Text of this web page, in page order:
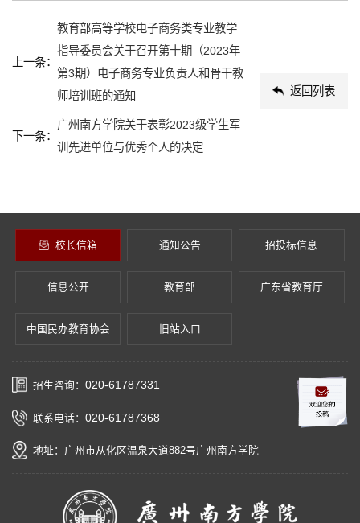
上一条：
教育部高等学校电子商务类专业教学
指导委员会关于召开第十期（2023年
第3期）电子商务专业负责人和骨干教
师培训班的通知
下一条：
广州南方学院关于表彰2023级学生军
训先进单位与优秀个人的决定
返回列表
校长信箱 通知公告 招投标信息
信息公开 教育部 广东省教育厅
中国民办教育协会 旧站入口
招生咨询： 020-61787331
联系电话： 020-61787368
地址：广州市从化区温泉大道882号广州南方学院